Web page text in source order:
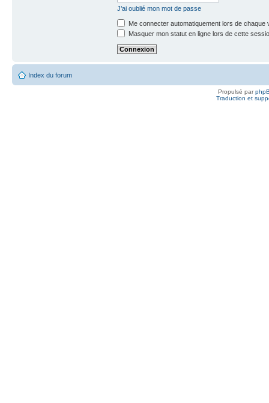
J’ai oublié mon mot de passe
Me connecter automatiquement lors de chaque
Masquer mon statut en ligne lors de cette
Index du forum
Propulsé par
Traduction et